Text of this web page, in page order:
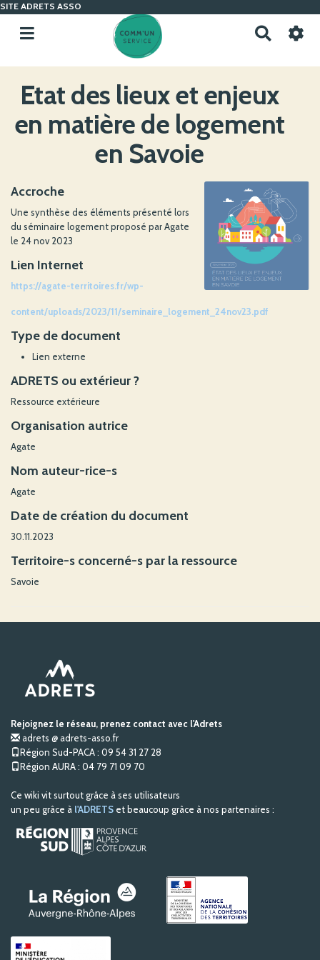
SITE ADRETS ASSO
c
e
c
Etat des lieux et enjeux
en matière de logement
en Savoie
Accroche
Une synthèse des éléments présenté lors
du séminaire logement proposé par Agate
le 24 nov 2023
Lien Internet
https://agate-territoires.fr/wp-
content/uploads/2023/11/seminaire_logement_24nov23.pdf
Type de document
Lien externe
ADRETS ou extérieur ?
Ressource extérieure
Organisation autrice
Agate
Nom auteur-rice-s
Agate
Date de création du document
30.11.2023
Territoire-s concerné-s par la ressource
Savoie
Rejoignez le réseau, prenez contact avec l'Adrets
adrets @ adrets-asso.fr
Région Sud-PACA : 09 54 31 27 28
Région AURA : 04 79 71 09 70
Ce wiki vit surtout grâce à ses utilisateurs
un peu grâce à l'ADRETS et beaucoup grâce à nos partenaires :